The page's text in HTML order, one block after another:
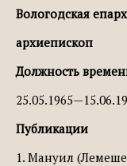
Вологодская
архиепископ
Должность
Публикации
1. Мануил